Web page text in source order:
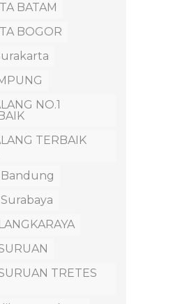
BATAM
BOGOR
NO.1
TERBAIK
TRETES